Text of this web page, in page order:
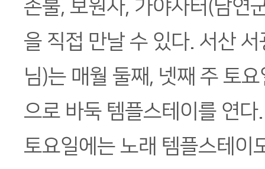
존불, 보원사, 가야사터(남연
을 직접 만날 수 있다. 서산
님)는 매월 둘째, 넷째 주 토
으로 바둑 템플스테이를 연
토요일에는 노래 템플스테이